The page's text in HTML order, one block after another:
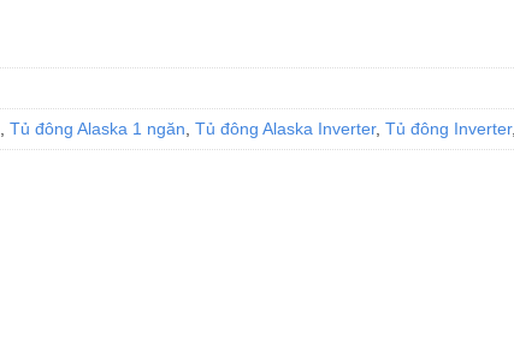
Tủ đông Alaska 1 ngăn Tủ đông Alaska Inverter, Tủ đông Inverter,